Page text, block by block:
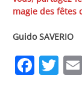
magie des fêtes
Guido SAVERIO